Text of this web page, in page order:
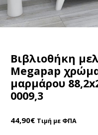
Βιβλιοθήκη
Megapap
μαρμάρου
0009,3
44,90€ Τιμή με ΦΠΑ